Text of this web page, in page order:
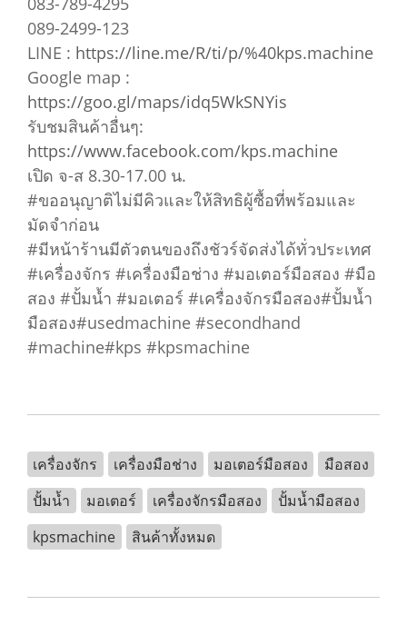
089-2499-123
LINE : https://line.me/R/ti/p/%40kps.machine
Google map :
https://goo.gl/maps/idq5WkSNYis
รับชมสินค้าอื่นๆ:
https://www.facebook.com/kps.machine
เปิด จ-ส 8.30-17.00 น.
#ขออนุญาติไม่มีคิวและให้สิทธิผู้ซื้อที่พร้อมและ
มัดจำก่อน
#มีหน้าร้านมีตัวตนของถึงชัวร์จัดส่งได้ทั่วประเทศ
#เครื่องจักร #เครื่องมือช่าง #มอเตอร์มือสอง #มือ
สอง #ปั้มน้ำ #มอเตอร์ #เครื่องจักรมือสอง#ปั้มน้ำ
มือสอง#usedmachine #secondhand
#machine#kps #kpsmachine
เครื่องจักร เครื่องมือช่าง มอเตอร์มือสอง
มือสอง
ปั้มน้ำ
มอเตอร์ เครื่องจักรมือสอง
ปั้มน้ำมือสอง
kpsmachine
สินค้าทั้งหมด